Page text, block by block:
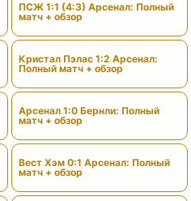
ПСЖ 1:1 (4:3) Арсенал: Полный
матч + обзор
Кристал Пэлас 1:2 Арсенал:
Полный матч + обзор
Арсенал 1:0 Бернли: Полный
матч + обзор
Вест Хэм 0:1 Арсенал: Полный
матч + обзор